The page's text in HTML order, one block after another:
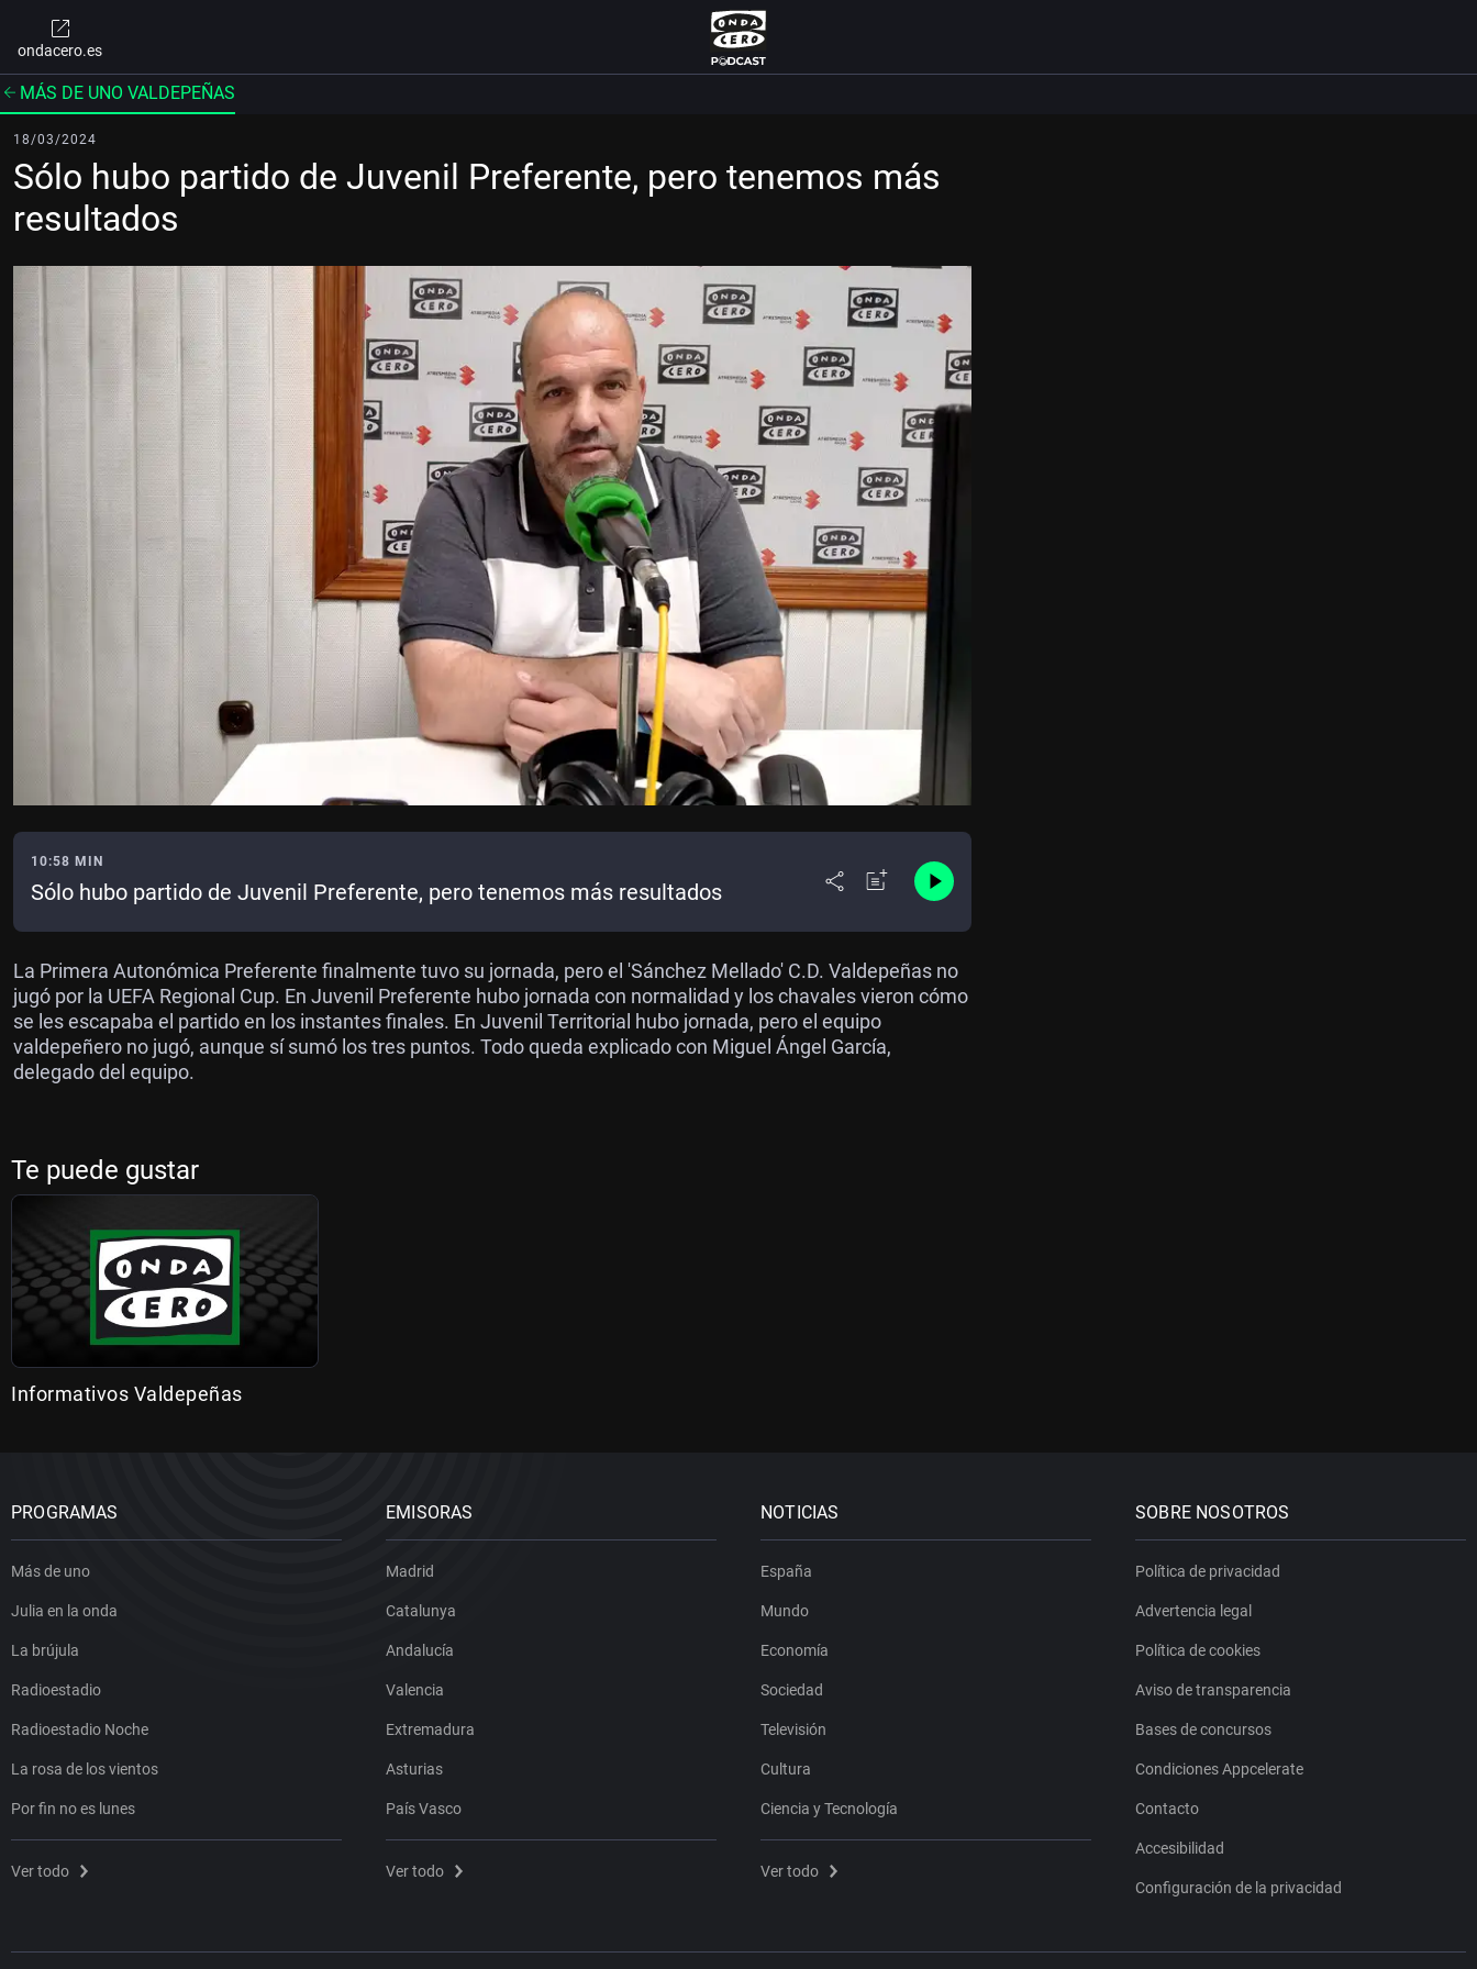
ondacero.es
MÁS DE UNO VALDEPEÑAS
18/03/2024
Sólo hubo partido de Juvenil Preferente, pero tenemos más
resultados
10:58 MIN
Sólo hubo partido de Juvenil Preferente, pero tenemos más resultados
La Primera Autonómica Preferente finalmente tuvo su jornada, pero el 'Sánchez Mellado' C.D. Valdepeñas no
jugó por la UEFA Regional Cup. En Juvenil Preferente hubo jornada con normalidad y los chavales vieron cómo
se les escapaba el partido en los instantes finales. En Juvenil Territorial hubo jornada, pero el equipo
valdepeñero no jugó, aunque sí sumó los tres puntos. Todo queda explicado con Miguel Ángel García,
delegado del equipo.
Te puede gustar
Informativos Valdepeñas
PROGRAMAS
Más de uno
Julia en la onda
La brújula
Radioestadio
Radioestadio Noche
La rosa de los vientos
Por fin no es lunes
Ver todo
EMISORAS
Madrid
Catalunya
Andalucía
Valencia
Extremadura
Asturias
País Vasco
Ver todo
NOTICIAS
España
Mundo
Economía
Sociedad
Televisión
Cultura
Ciencia y Tecnología
Ver todo
SOBRE NOSOTROS
Política de privacidad
Advertencia legal
Política de cookies
Aviso de transparencia
Bases de concursos
Condiciones Appcelerate
Contacto
Accesibilidad
Configuración de la privacidad